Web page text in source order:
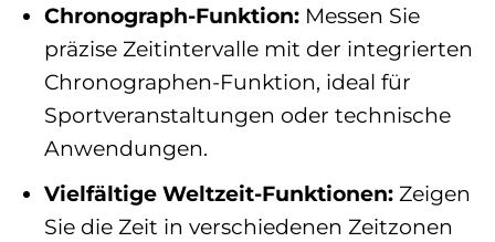
Chronograph-Funktion:Messen Sie
präzise Zeitintervalle mit der integrierten
Chronographen-Funktion, ideal für
Sportveranstaltungen oder technische
Anwendungen.
Vielfältige Weltzeit-Funktionen:Zeigen
Sie die Zeit in verschiedenen Zeitzonen